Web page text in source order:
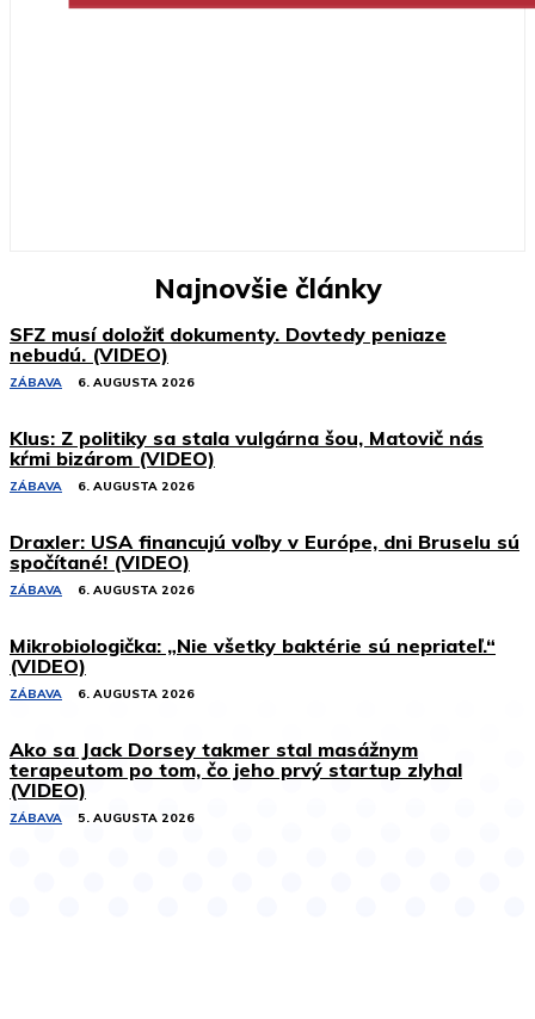
Najnovšie články
SFZ musí doložiť dokumenty. Dovtedy peniaze
nebudú. (VIDEO)
ZÁBAVA 6. AUGUSTA 2026
Klus: Z politiky sa stala vulgárna šou, Matovič nás
kŕmi bizárom (VIDEO)
ZÁBAVA 6. AUGUSTA 2026
Draxler: USA financujú voľby v Európe, dni Bruselu sú
spočítané! (VIDEO)
ZÁBAVA 6. AUGUSTA 2026
Mikrobiologička: „Nie všetky baktérie sú nepriateľ.“
(VIDEO)
ZÁBAVA 6. AUGUSTA 2026
Ako sa Jack Dorsey takmer stal masážnym
terapeutom po tom, čo jeho prvý startup zlyhal
(VIDEO)
ZÁBAVA 5. AUGUSTA 2026